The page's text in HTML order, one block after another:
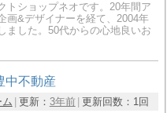
トショップネオです。20年間ア
画&デザイナーを経て、2004年
ました。50代からの心地良いお
中不動産
ム 更新： 3年前 更新回数： 1回